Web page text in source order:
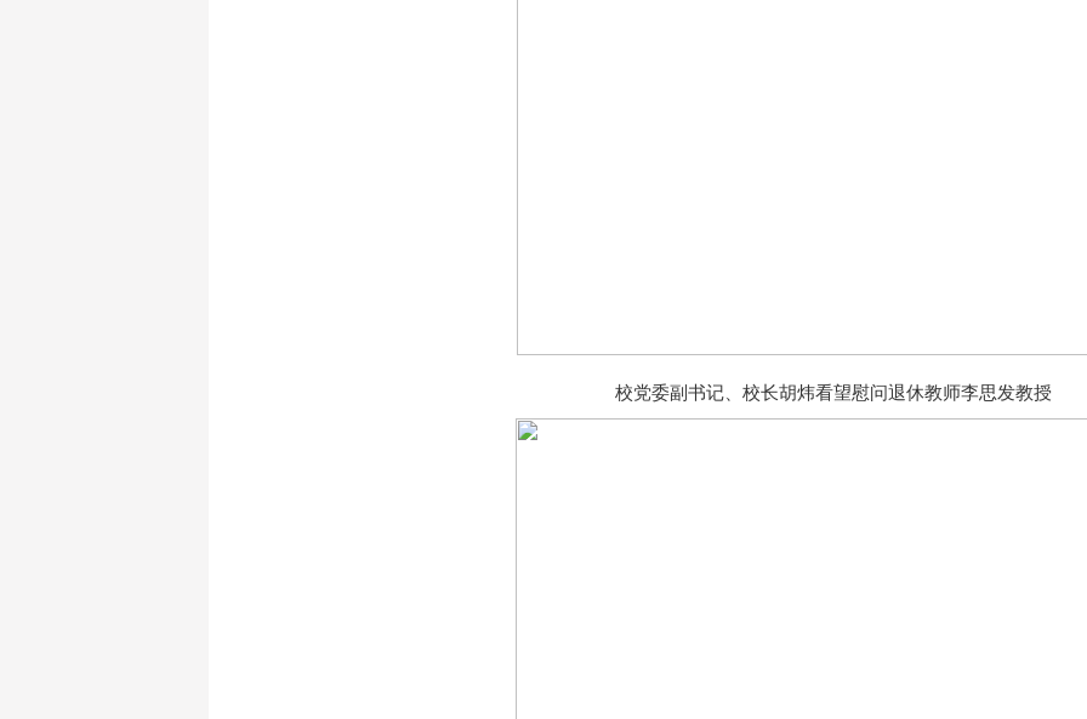
校党委副书记、校长胡炜看望慰问退休教师李思发教授